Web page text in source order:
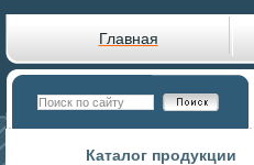
Главная
Каталог продукции